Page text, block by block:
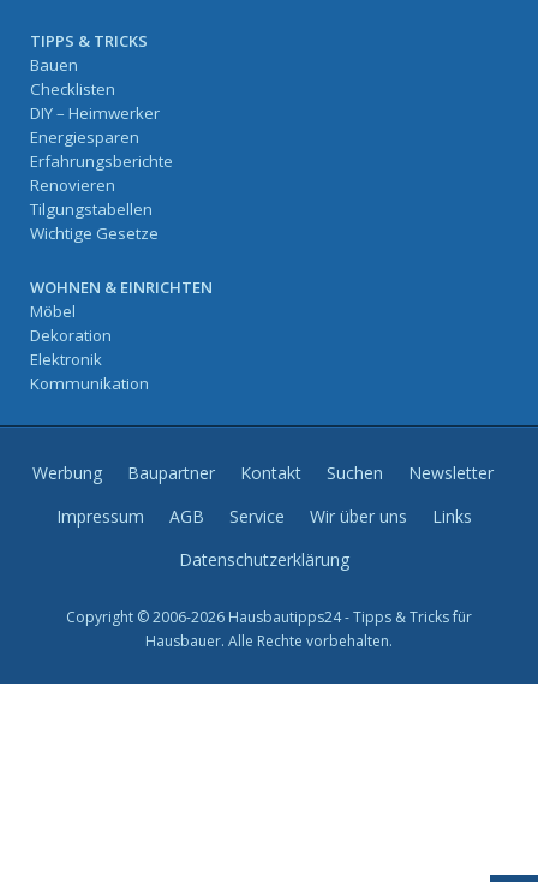
TIPPS & TRICKS
Bauen
Checklisten
DIY – Heimwerker
Energiesparen
Erfahrungsberichte
Renovieren
Tilgungstabellen
Wichtige Gesetze
WOHNEN & EINRICHTEN
Möbel
Dekoration
Elektronik
Kommunikation
Werbung Baupartner Kontakt Suchen
Newsletter
Impressum
AGB Service Wir über uns
Links
Datenschutzerklärung
Copyright © 2006-2026 Hausbautipps24 - Tipps & Tricks für
Hausbauer. Alle Rechte vorbehalten.